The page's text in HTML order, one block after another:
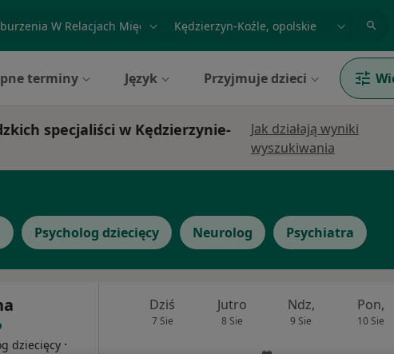
miasto lub dzielnica
terminy Język Przyjmuje dzieci
specjaliści w Kędzierzynie-
Jak działają wyniki
wyszukiwania
Psycholog dziecięcy Neurolog Psychiatra
dziecięcy ·
Dziś
7 Sie
Jutro
8 Sie
Ndz,
9 Sie
Pon,
10 Sie